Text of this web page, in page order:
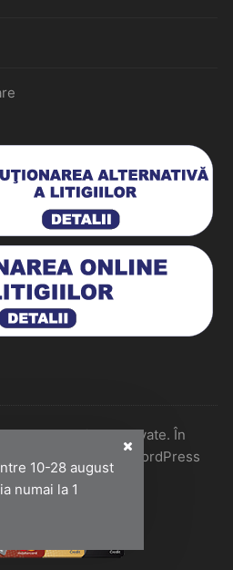
10-28 august
numai la 1
drepturile rezervate. În
& Mentenanță WordPress